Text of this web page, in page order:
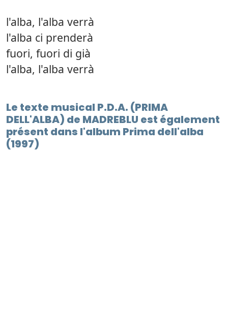
l'alba, l'alba verrà
l'alba ci prenderà
fuori, fuori di già
l'alba, l'alba verrà
Le texte musical P.D.A. (PRIMA
DELL'ALBA) de MADREBLU est également
présent dans l'album Prima dell'alba
(1997)